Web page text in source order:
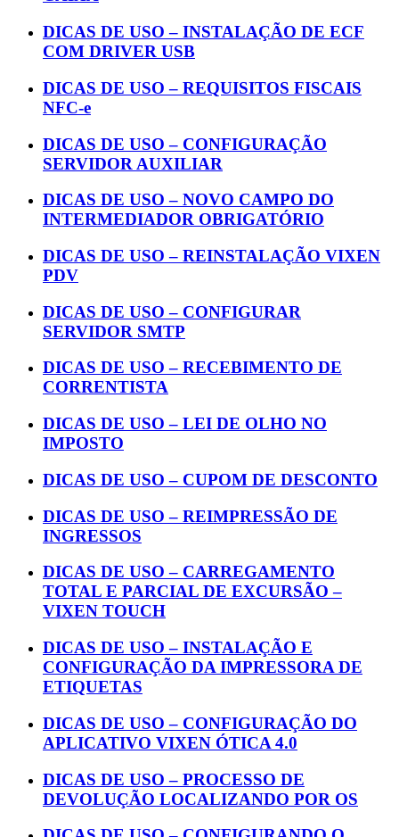
DICAS DE USO – INSTALAÇÃO DE ECF
COM DRIVER USB
DICAS DE USO – REQUISITOS FISCAIS
NFC-e
DICAS DE USO – CONFIGURAÇÃO
SERVIDOR AUXILIAR
DICAS DE USO – NOVO CAMPO DO
INTERMEDIADOR OBRIGATÓRIO
DICAS DE USO – REINSTALAÇÃO VIXEN
PDV
DICAS DE USO – CONFIGURAR
SERVIDOR SMTP
DICAS DE USO – RECEBIMENTO DE
CORRENTISTA
DICAS DE USO – LEI DE OLHO NO
IMPOSTO
DICAS DE USO – CUPOM DE DESCONTO
DICAS DE USO – REIMPRESSÃO DE
INGRESSOS
DICAS DE USO – CARREGAMENTO
TOTAL E PARCIAL DE EXCURSÃO –
VIXEN TOUCH
DICAS DE USO – INSTALAÇÃO E
CONFIGURAÇÃO DA IMPRESSORA DE
ETIQUETAS
DICAS DE USO – CONFIGURAÇÃO DO
APLICATIVO VIXEN ÓTICA 4.0
DICAS DE USO – PROCESSO DE
DEVOLUÇÃO LOCALIZANDO POR OS